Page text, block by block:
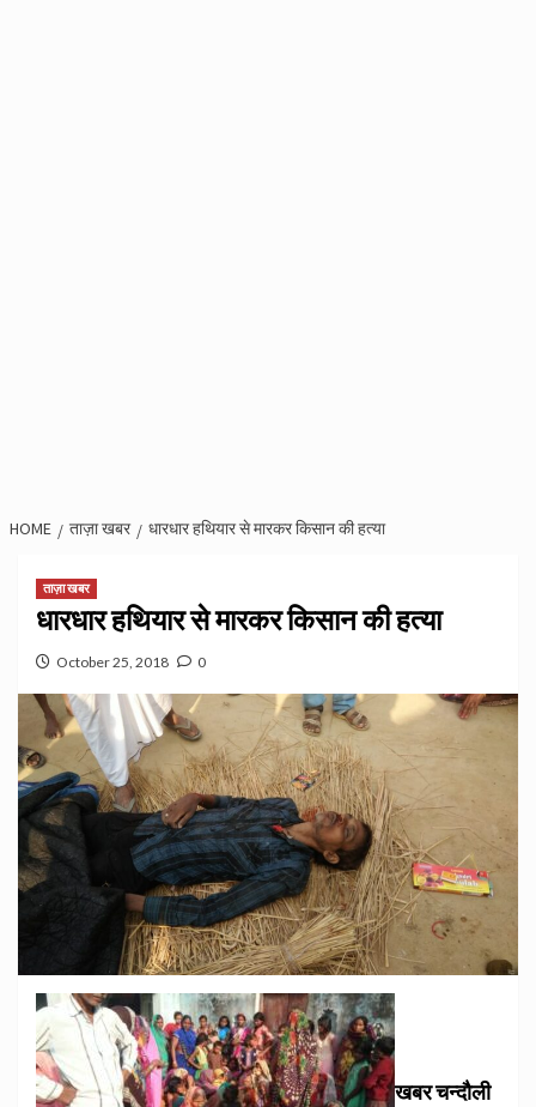
HOME ताज़ा खबर धारधार हथियार से मारकर किसान की हत्या
ताज़ा खबर
धारधार हथियार से मारकर किसान की हत्या
October 25, 2018 0
खबर चन्दौली